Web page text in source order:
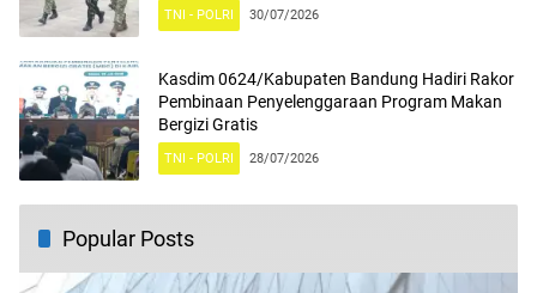
TNI - POLRI 30/07/2026
Kasdim 0624/Kabupaten Bandung Hadiri Rakor
Pembinaan Penyelenggaraan Program Makan
Bergizi Gratis
TNI - POLRI 28/07/2026
Popular Posts